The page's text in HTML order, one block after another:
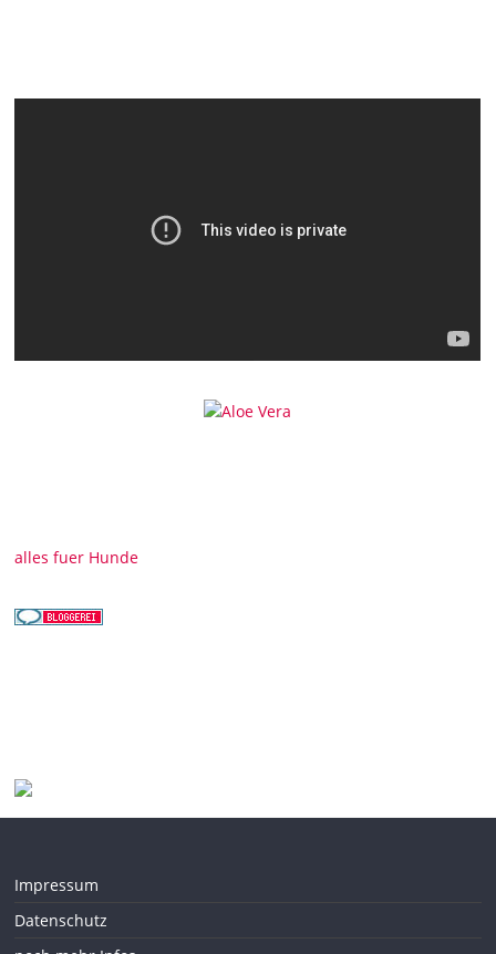
alles fuer Hunde
Impressum
Datenschutz